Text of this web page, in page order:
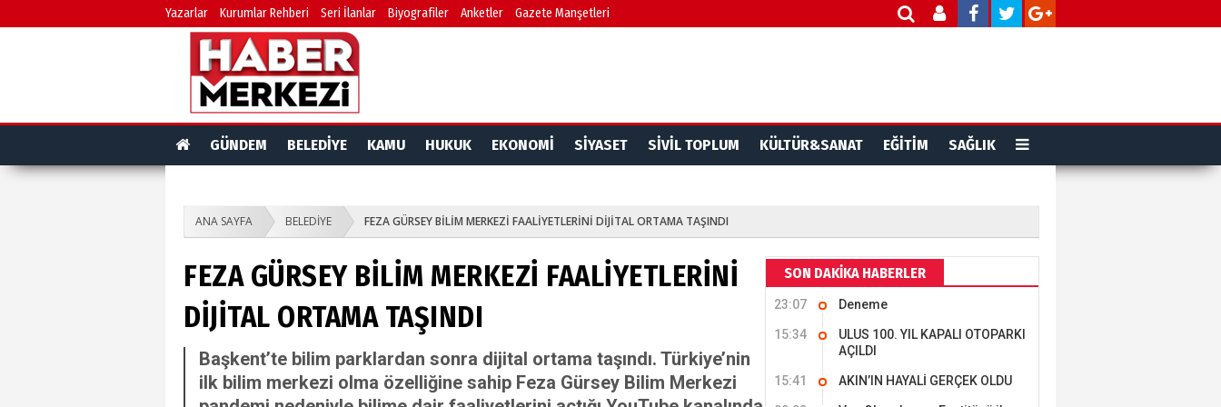
Yazarlar Kurumlar Rehberi Seri İlanlar Biyografiler Anketler Gazete Manşetleri
GÜNDEM BELEDİYE KAMU HUKUK EKONOMİ SİYASET SİVİL TOPLUM KÜLTÜR&SANAT EĞİTİM SAĞLIK
ANA SAYFA BELEDİYE FEZA GÜRSEY BİLİM MERKEZİ FAALİYETLERİNİ DİJİTAL ORTAMA TAŞINDI
FEZA GÜRSEY BİLİM MERKEZİ FAALİYETLERİNİ
DİJİTAL ORTAMA TAŞINDI
Başkent’te bilim parklardan sonra dijital ortama taşındı. Türkiye’nin
ilk bilim merkezi olma özelliğine sahip Feza Gürsey Bilim Merkezi
SON DAKİKA HABERLER
23:07 Deneme
15:34
ULUS 100. YIL KAPALI OTOPARKI
AÇILDI
15:41 AKIN’IN HAYALİ GERÇEK OLDU